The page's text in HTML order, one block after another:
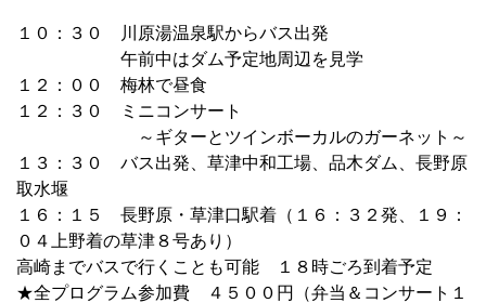
１０：３０ 川原湯温泉駅からバス出発
午前中はダム予定地周辺を見学
１２：００ 梅林で昼食
１２：３０ ミニコンサート
～ギターとツインボーカルのガーネット～
１３：３０ バス出発、草津中和工場、品木ダム、長野原
取水堰
１６：１５ 長野原・草津口駅着（１６：３２発、１９：
０４上野着の草津８号あり）
高崎までバスで行くことも可能 １８時ごろ到着予定
★全プログラム参加費 ４５００円（弁当＆コンサート１